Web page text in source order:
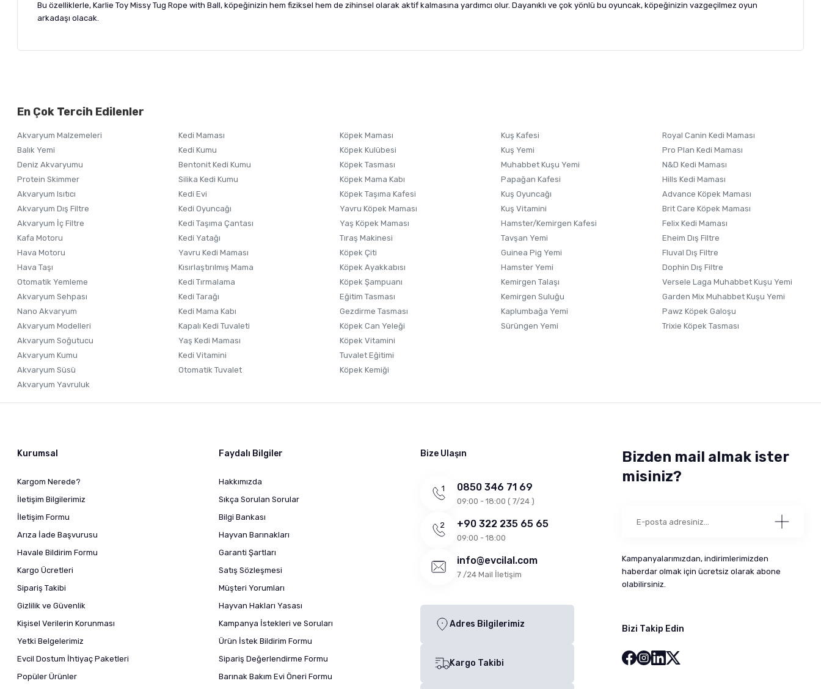
Bu özelliklerle, Karlie Toy Missy Tug Rope with Ball, köpeğinizin hem fiziksel hem de zihinsel olarak aktif kalmasına yardımcı olur. Dayanıklı ve çok yönlü bu oyuncak, köpeğinizin vazgeçilmez oyun
arkadaşı olacak.
Ürünü Satın Al ve Yorumla
Ürün açıklamasında eksik bilgiler bulunuyor.
Ürün fiyatı diğer sitelerden daha pahalı.
Bu ürüne benzer farklı alternatifler olmalı.
Gönder
En Çok Tercih Edilenler
Akvaryum Malzemeleri
Balık Yemi
Deniz Akvaryumu
Protein Skimmer
Akvaryum Isıtıcı
Akvaryum Dış Filtre
Akvaryum İç Filtre
Kafa Motoru
Hava Motoru
Hava Taşı
Otomatik Yemleme
Akvaryum Sehpası
Nano Akvaryum
Akvaryum Modelleri
Akvaryum Soğutucu
Akvaryum Kumu
Akvaryum Süsü
Akvaryum Yavruluk
Kedi Maması
Kedi Kumu
Bentonit Kedi Kumu
Silika Kedi Kumu
Kedi Evi
Kedi Oyuncağı
Kedi Taşıma Çantası
Kedi Yatağı
Yavru Kedi Maması
Kısırlaştırılmış Mama
Kedi Tırmalama
Kedi Tarağı
Kedi Mama Kabı
Kapalı Kedi Tuvaleti
Yaş Kedi Maması
Kedi Vitamini
Otomatik Tuvalet
Köpek Maması
Köpek Kulübesi
Köpek Tasması
Köpek Mama Kabı
Köpek Taşıma Kafesi
Yavru Köpek Maması
Yaş Köpek Maması
Tıraş Makinesi
Köpek Çiti
Köpek Ayakkabısı
Köpek Şampuanı
Eğitim Tasması
Gezdirme Tasması
Köpek Can Yeleği
Köpek Vitamini
Tuvalet Eğitimi
Köpek Kemiği
Kuş Kafesi
Kuş Yemi
Muhabbet Kuşu Yemi
Papağan Kafesi
Kuş Oyuncağı
Kuş Vitamini
Hamster/Kemirgen Kafesi
Tavşan Yemi
Guinea Pig Yemi
Hamster Yemi
Kemirgen Talaşı
Kemirgen Suluğu
Kaplumbağa Yemi
Sürüngen Yemi
Royal Canin Kedi Maması
Pro Plan Kedi Maması
N&D Kedi Maması
Hills Kedi Maması
Advance Köpek Maması
Brit Care Köpek Maması
Felix Kedi Maması
Eheim Dış Filtre
Fluval Dış Filtre
Dophin Dış Filtre
Versele Laga Muhabbet Kuşu Yemi
Garden Mix Muhabbet Kuşu Yemi
Pawz Köpek Galoşu
Trixie Köpek Tasması
Kurumsal
Kargom Nerede?
İletişim Bilgilerimiz
İletişim Formu
Arıza İade Başvurusu
Havale Bildirim Formu
Kargo Ücretleri
Sipariş Takibi
Gizlilik ve Güvenlik
Kişisel Verilerin Korunması
Yetki Belgelerimiz
Evcil Dostum İhtiyaç Paketleri
Popüler Ürünler
Faydalı Bilgiler
Hakkımızda
Sıkça Sorulan Sorular
Bilgi Bankası
Hayvan Barınakları
Garanti Şartları
Satış Sözleşmesi
Müşteri Yorumları
Hayvan Hakları Yasası
Kampanya İstekleri ve Soruları
Ürün İstek Bildirim Formu
Sipariş Değerlendirme Formu
Barınak Bakım Evi Öneri Formu
Bize Ulaşın
0850 346 71 69
09:00 - 18:00 ( 7/24 )
+90 322 235 65 65
09:00 - 18:00
info@evcilal.com
7 /24 Mail İletişim
Adres Bilgilerimiz
Kargo Takibi
Bizden mail almak ister
misiniz?
Kampanyalarımızdan, indirimlerimizden
haberdar olmak için ücretsiz olarak abone
olabilirsiniz.
Bizi Takip Edin